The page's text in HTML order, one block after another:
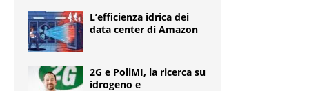
L’efficienza idrica dei
data center di Amazon
2G e PoliMI, la ricerca su
idrogeno e